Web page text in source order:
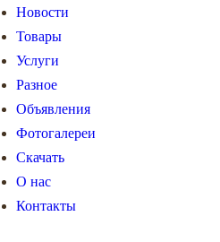
Новости
Товары
Услуги
Разное
Объявления
Фотогалереи
Скачать
О нас
Контакты